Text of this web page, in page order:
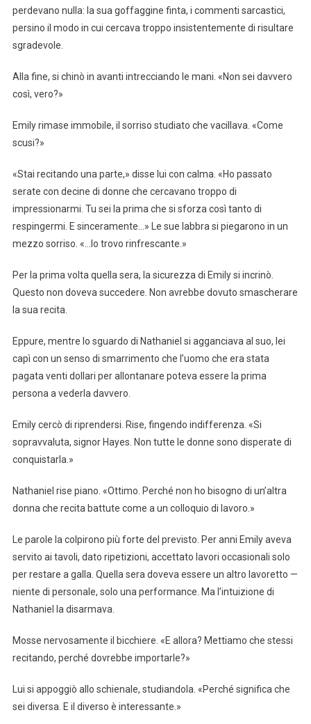
perdevano nulla: la sua goffaggine finta, i commenti sarcastici,
persino il modo in cui cercava troppo insistentemente di risultare
sgradevole.
Alla fine, si chinò in avanti intrecciando le mani. «Non sei davvero
così, vero?»
Emily rimase immobile, il sorriso studiato che vacillava. «Come
scusi?»
«Stai recitando una parte,» disse lui con calma. «Ho passato
serate con decine di donne che cercavano troppo di
impressionarmi. Tu sei la prima che si sforza così tanto di
respingermi. E sinceramente…» Le sue labbra si piegarono in un
mezzo sorriso. «…lo trovo rinfrescante.»
Per la prima volta quella sera, la sicurezza di Emily si incrinò.
Questo non doveva succedere. Non avrebbe dovuto smascherare
la sua recita.
Eppure, mentre lo sguardo di Nathaniel si agganciava al suo, lei
capì con un senso di smarrimento che l’uomo che era stata
pagata venti dollari per allontanare poteva essere la prima
persona a vederla davvero.
Emily cercò di riprendersi. Rise, fingendo indifferenza. «Si
sopravvaluta, signor Hayes. Non tutte le donne sono disperate di
conquistarla.»
Nathaniel rise piano. «Ottimo. Perché non ho bisogno di un’altra
donna che recita battute come a un colloquio di lavoro.»
Le parole la colpirono più forte del previsto. Per anni Emily aveva
servito ai tavoli, dato ripetizioni, accettato lavori occasionali solo
per restare a galla. Quella sera doveva essere un altro lavoretto —
niente di personale, solo una performance. Ma l’intuizione di
Nathaniel la disarmava.
Mosse nervosamente il bicchiere. «E allora? Mettiamo che stessi
recitando, perché dovrebbe importarle?»
Lui si appoggiò allo schienale, studiandola. «Perché significa che
sei diversa. E il diverso è interessante.»